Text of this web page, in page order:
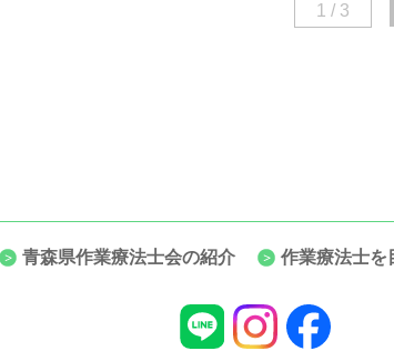
1 / 3
青森県作業療法士会の紹介 作業療法士を